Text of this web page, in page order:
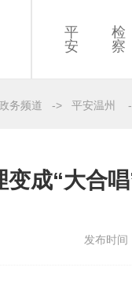
平
安
检
察
务频道 -> 平安温州
变成“大合
发布时间